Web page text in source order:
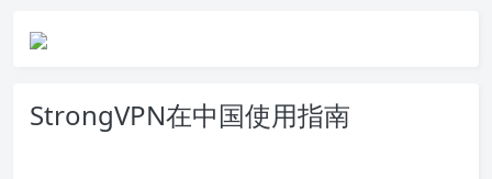
StrongVPN在中国使用指南